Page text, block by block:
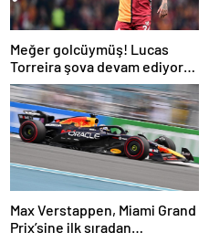
Meğer golcüymüş! Lucas
Torreira şova devam ediyor…
Max Verstappen, Miami Grand
Prix’sine ilk sıradan